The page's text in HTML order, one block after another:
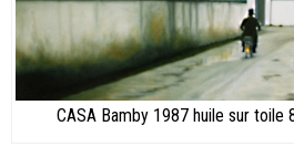
CASA Bamby 1987 huile sur toile